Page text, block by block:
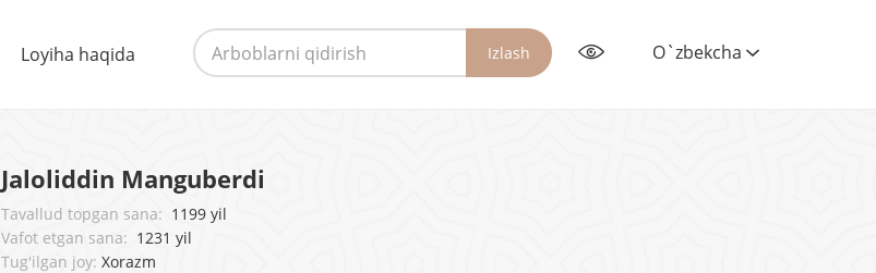
Loyiha haqida Izlash O`zbekcha
Jaloliddin Manguberdi
Tavallud topgan sana: 1199 yil
Vafot etgan sana: 1231 yil
Tug'ilgan joy: Xorazm